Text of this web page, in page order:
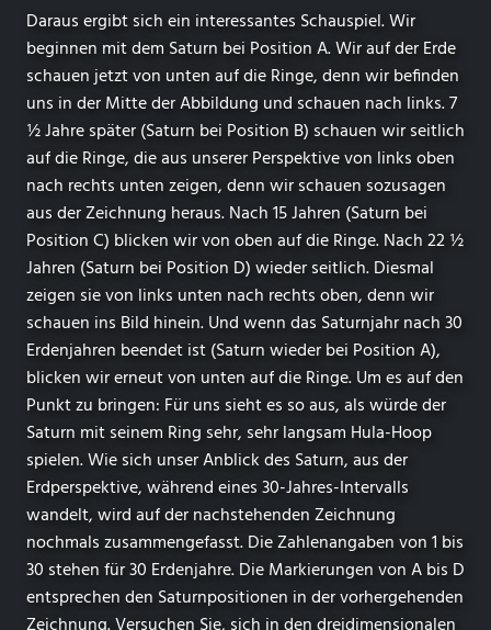
Daraus ergibt sich ein interessantes Schauspiel. Wir
beginnen mit dem Saturn bei Position A. Wir auf der Erde
schauen jetzt von unten auf die Ringe, denn wir befinden
uns in der Mitte der Abbildung und schauen nach links. 7
½ Jahre später (Saturn bei Position B) schauen wir seitlich
auf die Ringe, die aus unserer Perspektive von links oben
nach rechts unten zeigen, denn wir schauen sozusagen
aus der Zeichnung heraus. Nach 15 Jahren (Saturn bei
Position C) blicken wir von oben auf die Ringe. Nach 22 ½
Jahren (Saturn bei Position D) wieder seitlich. Diesmal
zeigen sie von links unten nach rechts oben, denn wir
schauen ins Bild hinein. Und wenn das Saturnjahr nach 30
Erdenjahren beendet ist (Saturn wieder bei Position A),
blicken wir erneut von unten auf die Ringe. Um es auf den
Punkt zu bringen: Für uns sieht es so aus, als würde der
Saturn mit seinem Ring sehr, sehr langsam Hula-Hoop
spielen. Wie sich unser Anblick des Saturn, aus der
Erdperspektive, während eines 30-Jahres-Intervalls
wandelt, wird auf der nachstehenden Zeichnung
nochmals zusammengefasst. Die Zahlenangaben von 1 bis
30 stehen für 30 Erdenjahre. Die Markierungen von A bis D
entsprechen den Saturnpositionen in der vorhergehenden